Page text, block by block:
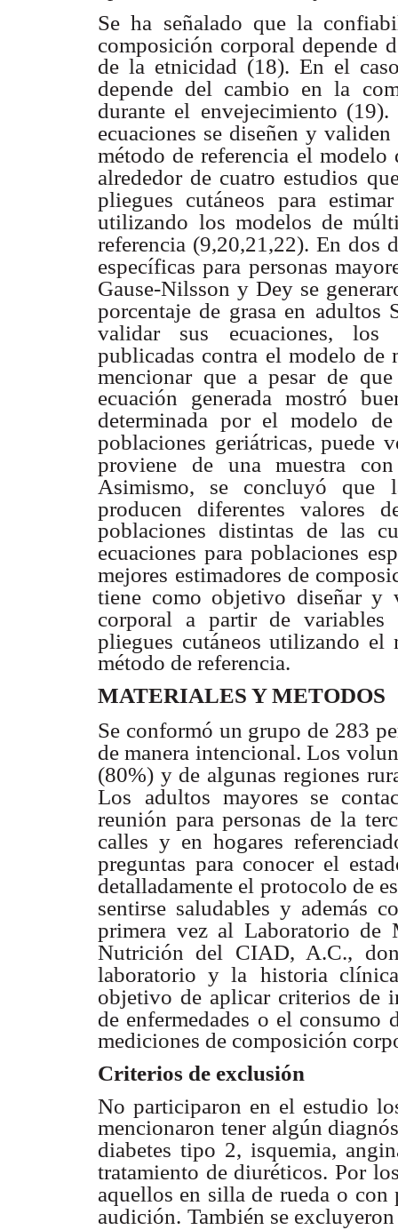
Se ha señalado que la
composición corporal depende
de la etnicidad (18). En el
depende del cambio en la
durante el envejecimiento
ecuaciones se diseñen y
método de referencia el modelo
alrededor de cuatro estudios
pliegues cutáneos para
utilizando los modelos de
referencia (9,20,21,22). En dos
específicas para personas
Gause-Nilsson y Dey se
porcentaje de grasa en adultos
validar sus
ecuaciones, los
publicadas contra el modelo de
mencionar que a pesar de
ecuación generada mostró
determinada por el modelo
poblaciones geriátricas, puede
proviene de una muestra
Asimismo, se concluyó que
producen diferentes valores
poblaciones distintas de las
ecuaciones para poblaciones
mejores estimadores de
tiene como objetivo diseñar y
corporal a partir de variables
pliegues cutáneos utilizando el
método de referencia.
MATERIALES Y METODOS
Se conformó un grupo de 283
de manera intencional. Los
(80%) y de algunas regiones
Los
adultos mayores se
reunión para personas de la
calles y en hogares
preguntas para conocer el
detalladamente el protocolo de
sentirse saludables y además
primera vez al Laboratorio de
Nutrición del CIAD, A.C.,
laboratorio y la historia
objetivo de aplicar criterios de
de enfermedades o el consumo
mediciones de composición
Criterios de exclusión
No participaron en el estudio
mencionaron tener algún
diabetes tipo 2, isquemia,
tratamiento de diuréticos. Por
aquellos en silla de rueda o con
audición. También se